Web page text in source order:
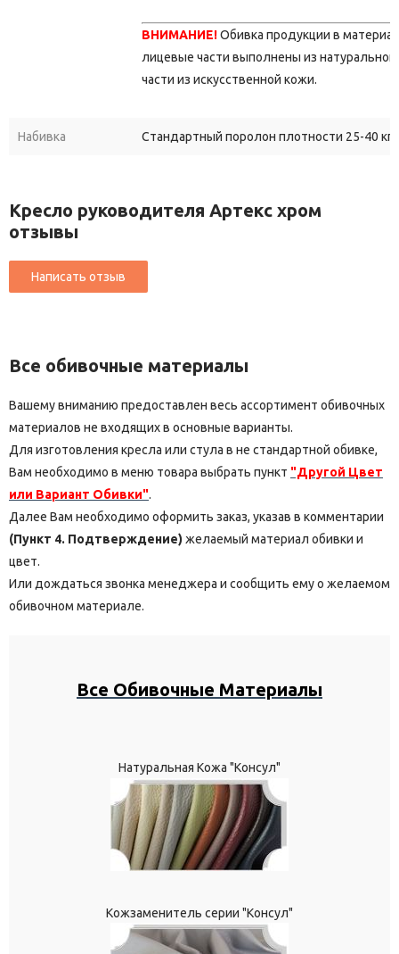
ВНИМАНИЕ!Обивка продукции в
лицевые части выполнены из
части из искусственной кожи.
Набивка Стандартный поролон плотности 25-40
Кресло руководителя Артекс хром
отзывы
Все обивочные материалы
Вашему вниманию предоставлен весь ассортимент обивочных
материалов не входящих в основные варианты.
Для изготовления кресла или стула в не стандартной обивке,
Вам необходимо в меню товара выбрать пункт "Другой Цвет
или Вариант Обивки".
Далее Вам необходимо оформить заказ, указав в комментарии
(Пункт 4. Подтверждение) желаемый материал обивки и
цвет.
Или дождаться звонка менеджера и сообщить ему о желаемом
обивочном материале.
Все Обивочные Материалы
Натуральная Кожа "Консул"
Кожзаменитель серии "Консул"